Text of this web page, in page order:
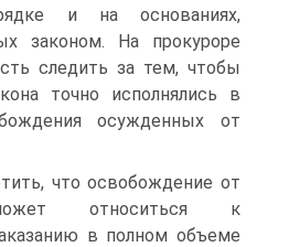
и на основаниях,
законом. На прокуроре
следить за тем, чтобы
точно исполнялись в
осужденных от
что освобождение от
относиться к
в полном объеме